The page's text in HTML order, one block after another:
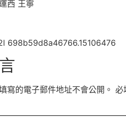
西 王寧
698b59d8a46766.15106476
寫的電子郵件地址不會公開。 必